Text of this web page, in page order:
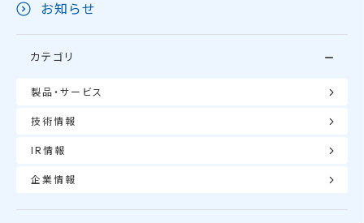
お知らせ
カテゴリ
製品・サービス
技術情報
IR情報
企業情報